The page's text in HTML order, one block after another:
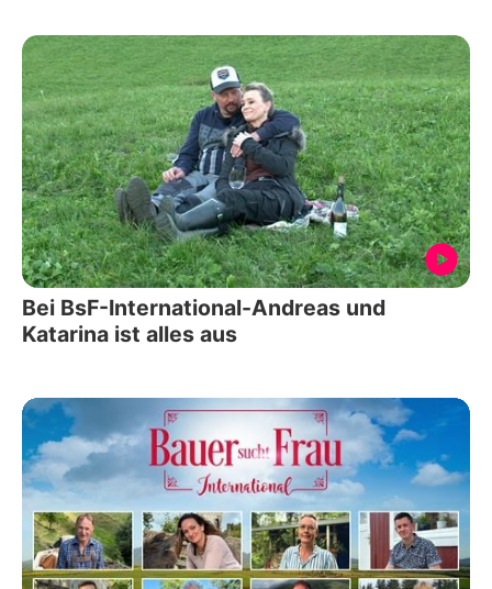
Bei BsF-International-Andreas und
Katarina ist alles aus